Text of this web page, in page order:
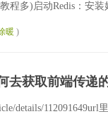
多)启动Redis：安装
暖 )
去获取前端传递
details/